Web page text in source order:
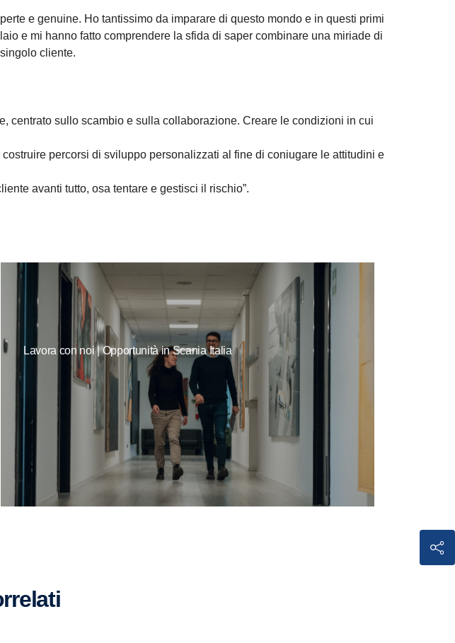
e genuine. Ho tantissimo da imparare di questo mondo e in questi primi
e mi hanno fatto comprendere la sfida di saper combinare una miriade di
cliente.
centrato sullo scambio e sulla collaborazione. Creare le condizioni in cui
percorsi di sviluppo personalizzati al fine di coniugare le attitudini e
avanti tutto, osa tentare e gestisci il rischio”.
Lavora con noi | Opportunità in Scania Italia